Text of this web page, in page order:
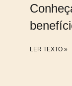
LER TEXTO »